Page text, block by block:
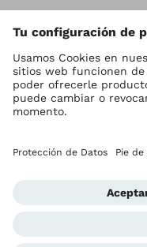
Los derechos de autor
Ajustes de la protección
Privacy Notice
Sistema de Notificación